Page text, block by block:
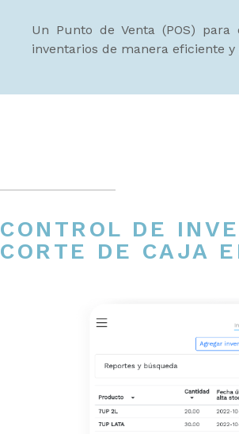
Un Punto de Venta (POS)
inventarios de manera eficiente
CONTROL DE
CORTE DE CAJA